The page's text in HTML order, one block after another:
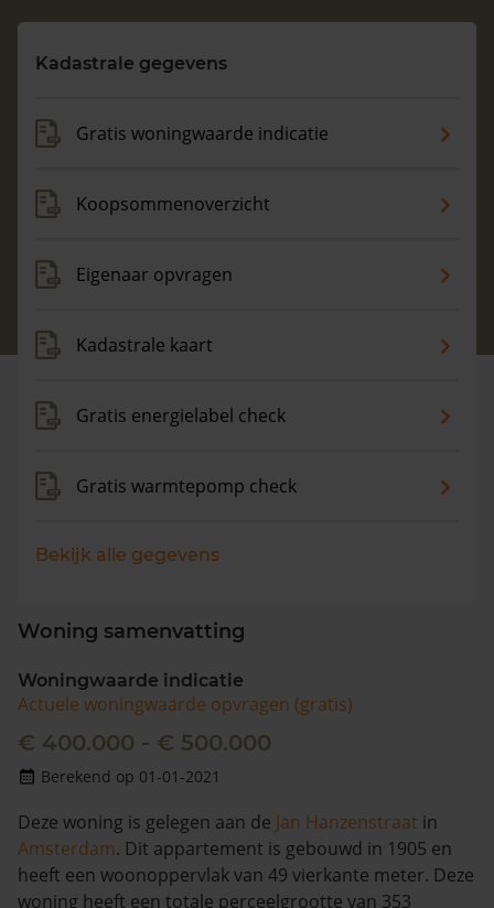
Vragen? Neem contact met ons op
088 220 4200
Kadastrale gegevens
Gratis woningwaarde indicatie
Koopsommenoverzicht
Eigenaar opvragen
Kadastrale kaart
Gratis energielabel check
Gratis warmtepomp check
Bekijk alle gegevens
Woning samenvatting
Woningwaarde indicatie
Actuele woningwaarde opvragen (gratis)
€ 400.000 - € 500.000
Berekend op 01-01-2021
Deze woning is gelegen aan de Jan Hanzenstraat in
Amsterdam. Dit appartement is gebouwd in 1905 en
heeft een woonoppervlak van 49 vierkante meter. Deze
woning heeft een totale perceelgrootte van 353